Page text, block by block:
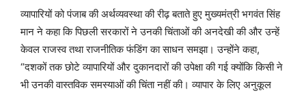
व्यापारियों को पंजाब की अर्थव्यवस्था की रीढ़ बताते हुए मुख्यमंत्री भगवंत सिंह
मान ने कहा कि पिछली सरकारों ने उनकी चिंताओं की अनदेखी की और उन्हें
केवल राजस्व तथा राजनीतिक फंडिंग का साधन समझा। उन्होंने कहा,
“दशकों तक छोटे व्यापारियों और दुकानदारों की उपेक्षा की गई क्योंकि किसी ने
भी उनकी वास्तविक समस्याओं की चिंता नहीं की। व्यापार के लिए अनुकूल